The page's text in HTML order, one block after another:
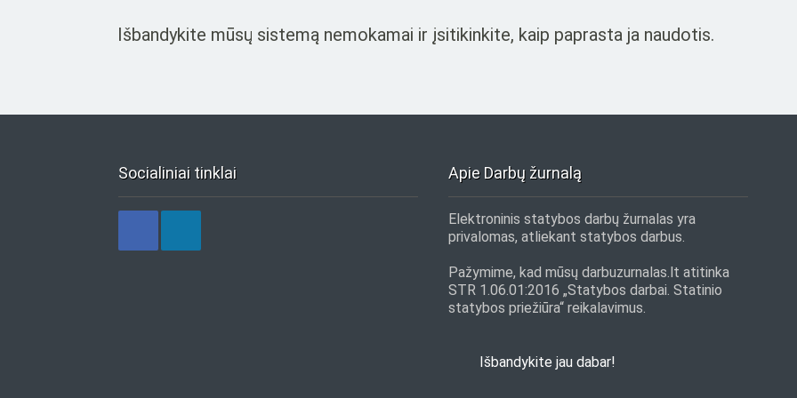
Išbandykite mūsų sistemą nemokamai ir įsitikinkite, kaip paprasta ja naudotis.
Socialiniai tinklai Apie Darbų žurnalą
Elektroninis statybos darbų žurnalas yra
privalomas, atliekant statybos darbus.
Pažymime, kad mūsų darbuzurnalas.lt atitinka
STR 1.06.01:2016 „Statybos darbai. Statinio
statybos priežiūra“ reikalavimus.
Išbandykite jau dabar!